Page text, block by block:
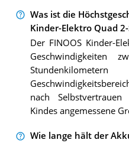
Was ist die
Kinder-Elektro Quad
Der FINOOS Kinder-
nach
Kindes angemessene
Wie lange hält der